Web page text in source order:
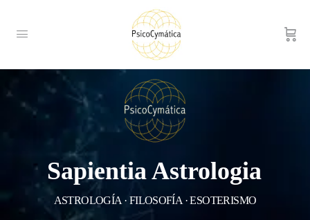
Sapientia Astrologia
ASTROLOGÍA · FILOSOFÍA · ESOTERISMO